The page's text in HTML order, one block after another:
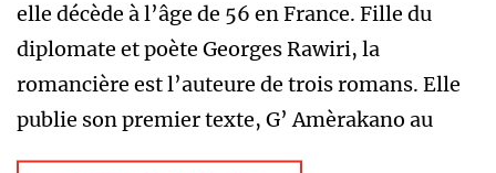
elle décède à l’âge de 56 en France. Fille du
diplomate et poète Georges Rawiri, la
romancière est l’auteure de trois romans. Elle
publie son premier texte, G’ Amèrakano au